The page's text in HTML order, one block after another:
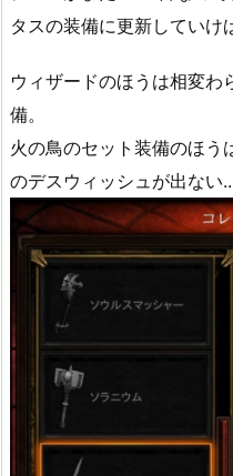
タスの装備に更新していけ
ウィザードのほうは相変わ
備。
火の鳥のセット装備のほう
のデスウィッシュが出ない..